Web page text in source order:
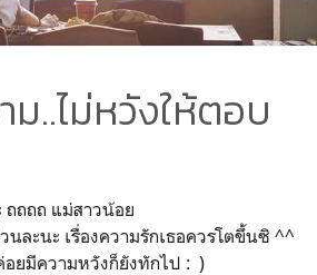
ม..ไม่หวังให้ตอบ
ถถถถ แม่สาวน้อย
นละนะ เรื่องความรักเธอควรโตขึ้นซิ ^^
อยมีความหวังก็ยังทักไป : )